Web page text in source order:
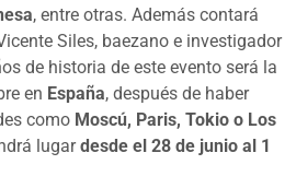
, entre otras. Además contará
Siles, baezano e investigador
de historia de este evento será la
en España, después de haber
como Moscú, Paris, Tokio o Los
lugardesde el 28 de junio al 1